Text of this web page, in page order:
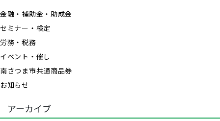
金融・補助金・助成金
セミナー・検定
労務・税務
イベント・催し
南さつま市共通商品券
お知らせ
アーカイブ